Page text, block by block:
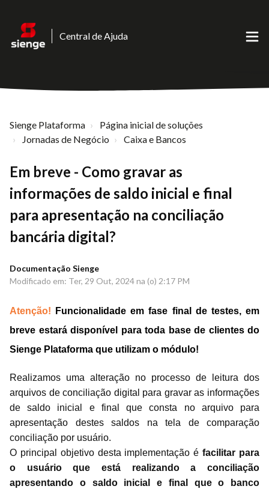
Central de Ajuda
Sienge Plataforma
Página inicial de soluções
Jornadas de Negócio
Caixa e Bancos
Em breve - Como gravar as
informações de saldo inicial e final
para apresentação na conciliação
bancária digital?
Documentação Sienge
Modificado em: Ter, 29 Out, 2024 na (o) 2:17 PM
Atenção!
Funcionalidade em fase final de testes, em
breve estará disponível para toda base de clientes do
Sienge Plataforma que utilizam o módulo!
Realizamos uma alteração no processo de leitura dos
arquivos de conciliação digital para gravar as informações
de saldo inicial e final que consta no arquivo para
apresentação destes saldos na tela de comparação
conciliação por usuário.
O principal objetivo desta implementação éfacilitar para
o usuário que está realizando a conciliação
apresentando o saldo inicial e final que o banco